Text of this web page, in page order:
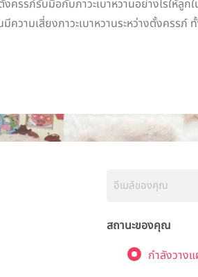
ครรภ์รับมือกับภาวะเบาหวานอย่างไรให้ลูกใ
วามเสี่ยงภาวะเบาหวานระหว่างตั้งครรภ์
สถานะของคุณ
กำลังวาง